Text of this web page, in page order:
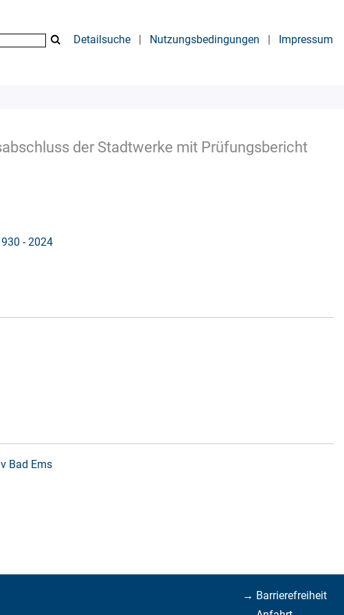
Detailsuche | Nutzungsbedingungen | Impressum
der Stadtwerke mit Prüfungsbericht
- 2024
Bad Ems
→ Barrierefreiheit